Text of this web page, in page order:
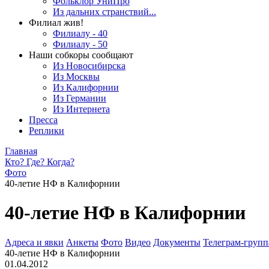
Из дальних странствий...
Филиал жив!
Филиалу - 40
Филиалу - 50
Наши собкоры сообщают
Из Новосибирска
Из Москвы
Из Калифорнии
Из Германии
Из Интернета
Пресса
Реплики
Главная
Кто? Где? Когда?
Фото
40-летие НФ в Калифорнии
40-летие НФ в Калифорнии
Адреса и явки Анкеты Фото Видео Документы Телеграм-
40-летие НФ в Калифорнии
01.04.2012